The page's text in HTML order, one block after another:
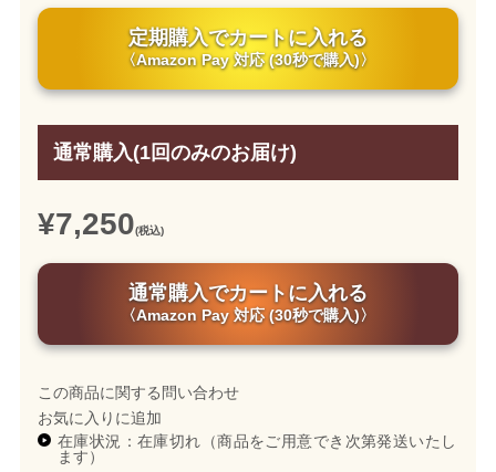
定期購入でカートに入れる
〈Amazon Pay 対応 (30秒で購入)〉
通常購入(1回のみのお届け)
¥7,250(税込)
通常購入でカートに入れる
〈Amazon Pay 対応 (30秒で購入)〉
この商品に関する問い合わせ
お気に入りに追加
在庫状況：在庫切れ（商品をご用意でき次第発送いたし
ます）